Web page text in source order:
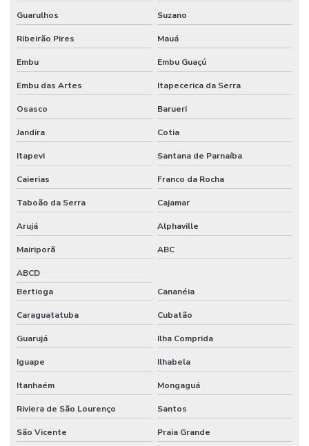
Guarulhos Suzano
Ribeirão Pires Mauá
Embu Embu Guaçú
Embu das Artes Itapecerica da Serra
Osasco Barueri
Jandira Cotia
Itapevi Santana de Parnaíba
Caierias Franco da Rocha
Taboão da Serra Cajamar
Arujá Alphaville
Mairiporã ABC
ABCD
Bertioga
Cananéia
Caraguatatuba Cubatão
Guarujá Ilha Comprida
Iguape Ilhabela
Itanhaém Mongaguá
Riviera de São Lourenço Santos
São Vicente Praia Grande